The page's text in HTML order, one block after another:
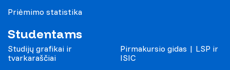
Priėmimo statistika
Studentams
Studijų grafikai ir
tvarkaraščiai
Pirmakursio gidas | LSP ir
ISIC